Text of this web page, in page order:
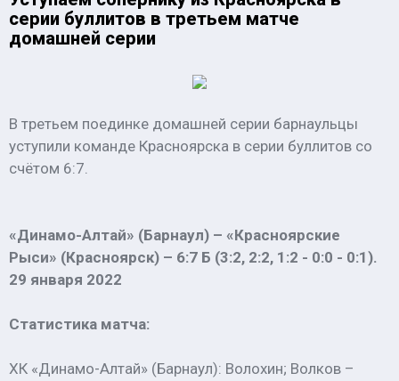
серии буллитов в третьем матче
домашней серии
В третьем поединке домашней серии барнаульцы
уступили команде Красноярска в серии буллитов со
счётом 6:7.
«Динамо-Алтай» (Барнаул) – «Красноярские
Рыси» (Красноярск) – 6:7 Б (3:2, 2:2, 1:2 - 0:0 - 0:1).
29 января 2022
Статистика матча:
ХК «Динамо-Алтай» (Барнаул): Волохин; Волков –